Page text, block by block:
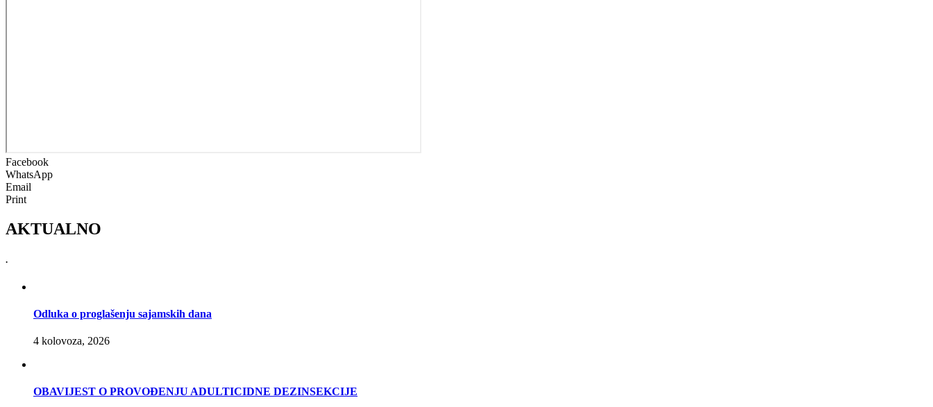
Facebook
WhatsApp
Email
Print
AKTUALNO
.
Odluka o proglašenju sajamskih dana
4 kolovoza, 2026
OBAVIJEST O PROVOĐENJU ADULTICIDNE DEZINSEKCIJE